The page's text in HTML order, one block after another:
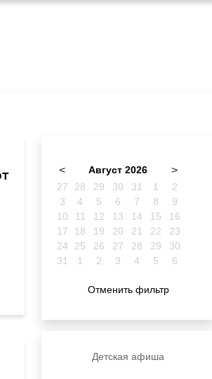
< Август 2026 >
27 28 29 30 31 1
2
3
4 5 6 7 8
9
10
11 12 13 14 15
16
17
18 19 20 21 22
23
24
25 26 27 28 29
30
31
1 2 3 4 5 6
Отменить фильтр
Детская афиша